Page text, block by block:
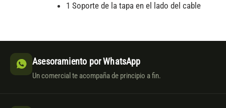
1 Soporte de la tapa en el lado del cable
Asesoramiento por WhatsApp
Un comercial te acompaña de principio a fin.